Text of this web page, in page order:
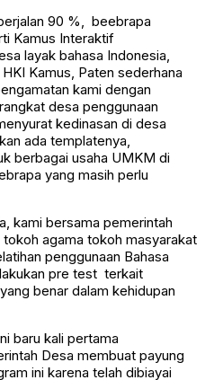
90 %, beebrapa
Kamus Interaktif
layak bahasa Indonesia,
Kamus, Paten sederhana
kami dengan
desa penggunaan
kedinasan di desa
ada templatenya,
berbagai usaha UMKM di
yang masih perlu
kami bersama pemerintah
agama tokoh masyarakat
penggunaan Bahasa
pre test terkait
benar dalam kehidupan
baru kali pertama
Desa membuat payung
ini karena telah dibiayai